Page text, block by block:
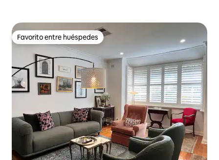
Favorito entre huéspedes
Favorito entre huéspedes